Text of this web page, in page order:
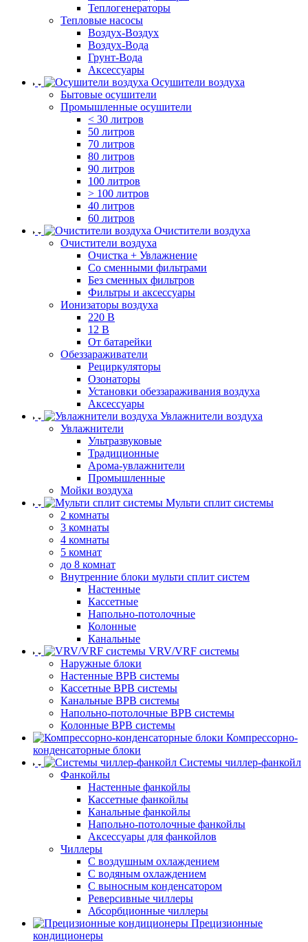
Теплогенераторы
Тепловые насосы
Воздух-Воздух
Воздух-Вода
Грунт-Вода
Аксессуары
Осушители воздуха
Бытовые осушители
Промышленные осушители
< 30 литров
50 литров
70 литров
80 литров
90 литров
100 литров
> 100 литров
40 литров
60 литров
Очистители воздуха
Очистители воздуха
Очистка + Увлажнение
Cо сменными фильтрами
Без сменных фильтров
Фильтры и аксессуары
Ионизаторы воздуха
220 В
12 В
От батарейки
Обеззараживатели
Рециркуляторы
Озонаторы
Установки обеззараживания воздуха
Аксессуары
Увлажнители воздуха
Увлажнители
Ультразвуковые
Традиционные
Арома-увлажнители
Промышленные
Мойки воздуха
Мульти сплит системы
2 комнаты
3 комнаты
4 комнаты
5 комнат
до 8 комнат
Внутренние блоки мульти сплит систем
Настенные
Кассетные
Напольно-потолочные
Колонные
Канальные
VRV/VRF системы
Наружные блоки
Настенные ВРВ системы
Кассетные ВРВ системы
Канальные ВРВ системы
Напольно-потолочные ВРВ системы
Колонные ВРВ системы
Компрессорно-
конденсаторные блоки
Системы чиллер-фанкойл
Фанкойлы
Настенные фанкойлы
Кассетные фанкойлы
Канальные фанкойлы
Напольно-потолочные фанкойлы
Аксессуары для фанкойлов
Чиллеры
С воздушным охлаждением
С водяным охлаждением
С выносным конденсатором
Реверсивные чиллеры
Абсорбционные чиллеры
Прецизионные
кондиционеры